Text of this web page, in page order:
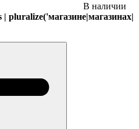
В наличии
pluralize('магазине|магазинах|